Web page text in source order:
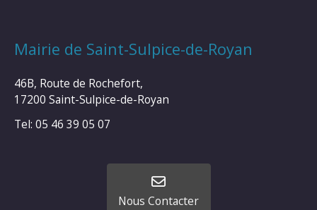
Mairie de Saint-Sulpice-de-Royan
46B, Route de Rochefort,
17200 Saint-Sulpice-de-Royan
Tel: 05 46 39 05 07
Nous Contacter